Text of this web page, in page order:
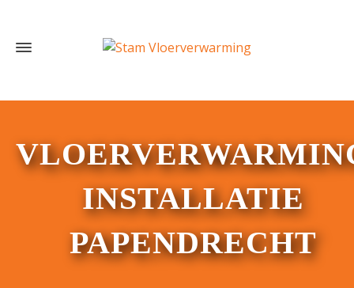
INSTALLATIE
PAPENDRECHT